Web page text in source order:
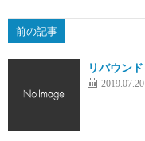
前の記事
リバウンド
2019.07.20